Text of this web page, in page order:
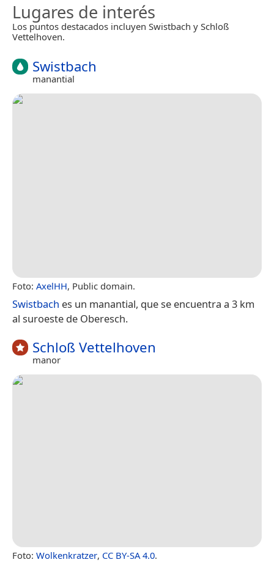
Lugares de interés
Los puntos destacados incluyen Swistbach y Schloß
Vettelhoven.
Swistbach
manantial
Foto: AxelHH, Public domain.
Swistbach es un manantial, que se encuentra a 3 km
al suroeste de Oberesch.
Schloß Vettelhoven
manor
Foto: Wolkenkratzer, CC BY-SA 4.0.